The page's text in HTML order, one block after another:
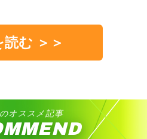
む ＞＞
オススメ記事